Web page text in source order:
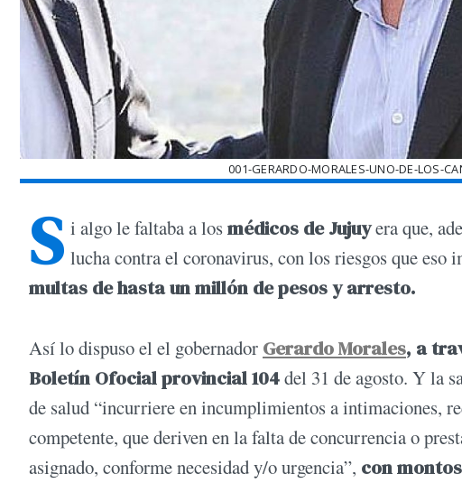
001-GERARDO-MORALES-UNO-DE-LOS-
S i algo le faltaba a losmédicos de Jujuyera que,
lucha contra el coronavirus, con los riesgos que eso
multas de hasta un millón de pesos y arresto.
Así lo dispuso el el gobernador Gerardo Morales, a
Boletín Ofocial provincial 104del 31 de agosto. Y la
de salud “incurriere en incumplimientos a intimaciones,
competente, que deriven en la falta de concurrencia o
asignado, conforme necesidad y/o urgencia”, con